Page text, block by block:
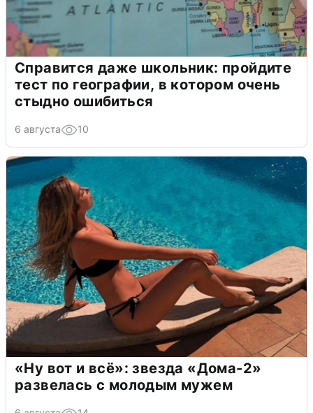
Справится даже школьник: пройдите
тест по географии, в котором очень
стыдно ошибиться
6 августа 10
«Ну вот и всё»: звезда «Дома-2»
развелась с молодым мужем